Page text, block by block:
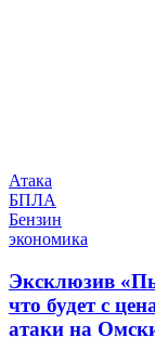
Атака
БПЛА
Бензин
экономика
Эксклюзив
что будет с
атаки на